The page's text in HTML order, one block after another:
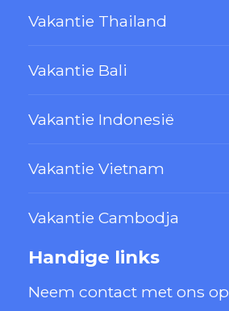
Vakantie Thailand
Vakantie Bali
Vakantie Indonesië
Vakantie Vietnam
Vakantie Cambodja
Handige links
Neem contact met ons op